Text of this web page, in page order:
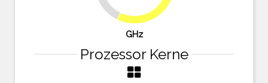
GHz
Prozessor Kerne